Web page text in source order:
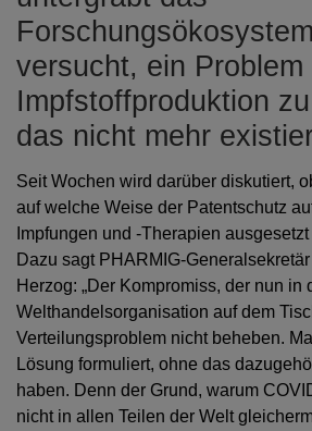
versucht, ein Problem
Impfstoffproduktion
das nicht mehr
Seit Wochen wird darüber diskutiert,
auf welche Weise der Patentschutz
Impfungen und -Therapien
Dazu sagt PHARMIG-
Herzog: „Der Kompromiss, der nun in
Welthandelsorganisation auf dem
Verteilungsproblem nicht beheben.
Lösung formuliert, ohne das
haben. Denn der Grund, warum
nicht in allen Teilen der Welt